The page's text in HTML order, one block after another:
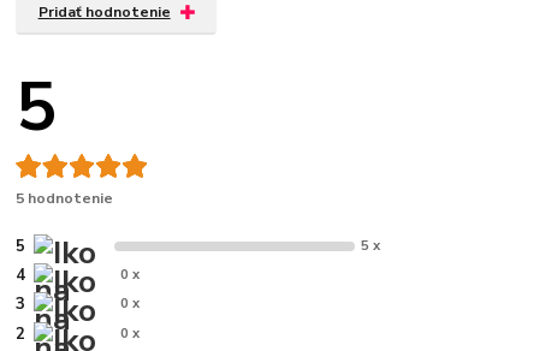
Pridať hodnotenie
5
5 hodnotenie
5 5 x
4 0 x
3 0 x
2 0 x